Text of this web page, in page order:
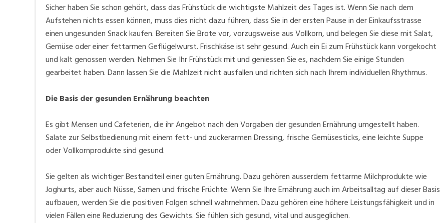
Sicher haben Sie schon gehört, dass das Frühstück die wichtigste Mahlzeit des Tages ist. Wenn Sie nach dem
Aufstehen nichts essen können, muss dies nicht dazu führen, dass Sie in der ersten Pause in der Einkaufsstrasse
einen ungesunden Snack kaufen. Bereiten Sie Brote vor, vorzugsweise aus Vollkorn, und belegen Sie diese mit Salat,
Gemüse oder einer fettarmen Geflügelwurst. Frischkäse ist sehr gesund. Auch ein Ei zum Frühstück kann vorgekocht
und kalt genossen werden. Nehmen Sie Ihr Frühstück mit und geniessen Sie es, nachdem Sie einige Stunden
gearbeitet haben. Dann lassen Sie die Mahlzeit nicht ausfallen und richten sich nach Ihrem individuellen Rhythmus.
Die Basis der gesunden Ernährung beachten
Es gibt Mensen und Cafeterien, die ihr Angebot nach den Vorgaben der gesunden Ernährung umgestellt haben.
Salate zur Selbstbedienung mit einem fett- und zuckerarmen Dressing, frische Gemüsesticks, eine leichte Suppe
oder Vollkornprodukte sind gesund.
Sie gelten als wichtiger Bestandteil einer guten Ernährung. Dazu gehören ausserdem fettarme Milchprodukte wie
Joghurts, aber auch Nüsse, Samen und frische Früchte. Wenn Sie Ihre Ernährung auch im Arbeitsalltag auf dieser Basis
aufbauen, werden Sie die positiven Folgen schnell wahrnehmen. Dazu gehören eine höhere Leistungsfähigkeit und in
vielen Fällen eine Reduzierung des Gewichts. Sie fühlen sich gesund, vital und ausgeglichen.